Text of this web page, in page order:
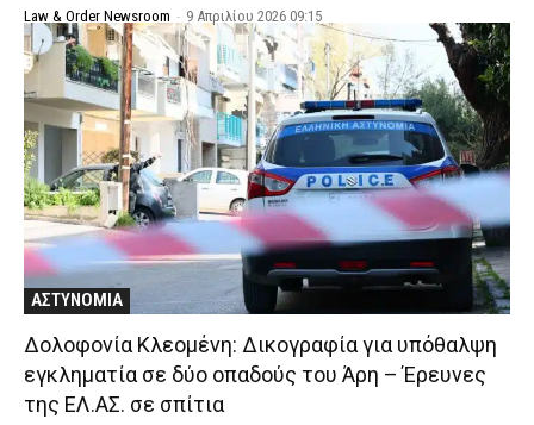
Law & Order Newsroom - 9 Απριλίου 2026 09:15
ΑΣΤΥΝΟΜΙΑ
Δολοφονία Κλεομένη: Δικογραφία για υπόθαλψη
εγκληματία σε δύο οπαδούς του Άρη – Έρευνες
της ΕΛ.ΑΣ. σε σπίτια